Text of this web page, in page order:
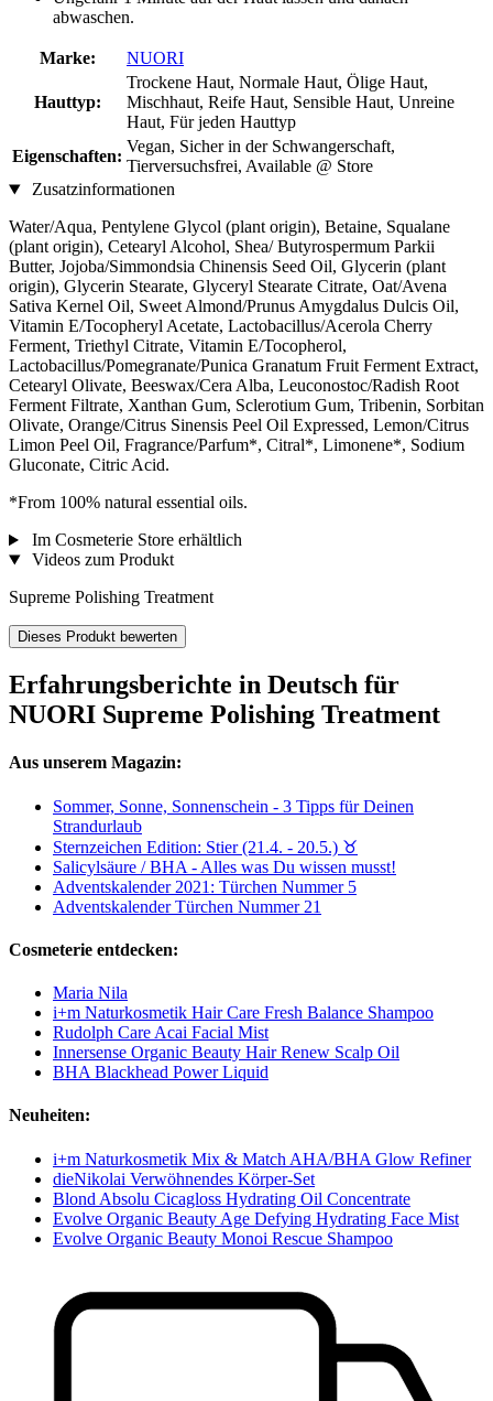
abwaschen.
Marke: NUORI
Hauttyp:
Trockene Haut, Normale Haut, Ölige Haut,
Mischhaut, Reife Haut, Sensible Haut, Unreine
Haut, Für jeden Hauttyp
Eigenschaften:
Vegan, Sicher in der Schwangerschaft,
Tierversuchsfrei, Available @ Store
Zusatzinformationen
Water/Aqua, Pentylene Glycol (plant origin), Betaine, Squalane
(plant origin), Cetearyl Alcohol, Shea/ Butyrospermum Parkii
Butter, Jojoba/Simmondsia Chinensis Seed Oil, Glycerin (plant
origin), Glycerin Stearate, Glyceryl Stearate Citrate, Oat/Avena
Sativa Kernel Oil, Sweet Almond/Prunus Amygdalus Dulcis Oil,
Vitamin E/Tocopheryl Acetate, Lactobacillus/Acerola Cherry
Ferment, Triethyl Citrate, Vitamin E/Tocopherol,
Lactobacillus/Pomegranate/Punica Granatum Fruit Ferment Extract,
Cetearyl Olivate, Beeswax/Cera Alba, Leuconostoc/Radish Root
Ferment Filtrate, Xanthan Gum, Sclerotium Gum, Tribenin, Sorbitan
Olivate, Orange/Citrus Sinensis Peel Oil Expressed, Lemon/Citrus
Limon Peel Oil, Fragrance/Parfum*, Citral*, Limonene*, Sodium
Gluconate, Citric Acid.
*From 100% natural essential oils.
Im Cosmeterie Store erhältlich
Videos zum Produkt
Supreme Polishing Treatment
Dieses Produkt bewerten
Erfahrungsberichte in Deutsch für
NUORI Supreme Polishing Treatment
Aus unserem Magazin:
Sommer, Sonne, Sonnenschein - 3 Tipps für Deinen
Strandurlaub
Sternzeichen Edition: Stier (21.4. - 20.5.) ♉︎
Salicylsäure / BHA - Alles was Du wissen musst!
Adventskalender 2021: Türchen Nummer 5
Adventskalender Türchen Nummer 21
Cosmeterie entdecken:
Maria Nila
i+m Naturkosmetik Hair Care Fresh Balance Shampoo
Rudolph Care Acai Facial Mist
Innersense Organic Beauty Hair Renew Scalp Oil
BHA Blackhead Power Liquid
Neuheiten:
i+m Naturkosmetik Mix & Match AHA/BHA Glow Refiner
dieNikolai Verwöhnendes Körper-Set
Blond Absolu Cicagloss Hydrating Oil Concentrate
Evolve Organic Beauty Age Defying Hydrating Face Mist
Evolve Organic Beauty Monoi Rescue Shampoo